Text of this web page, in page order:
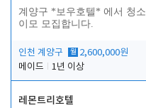
계양구 *보우호텔* 에서 청소
이모 모집합니다.
인천 계양구 월 2,600,000원
메이드
1년 이상
레몬트리호텔